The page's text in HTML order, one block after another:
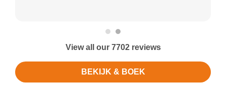
View all our 7702 reviews
BEKIJK & BOEK